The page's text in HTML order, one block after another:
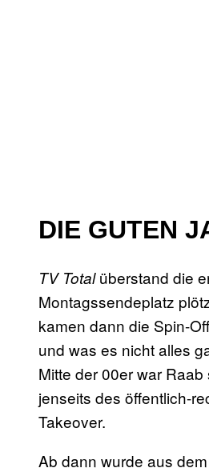
DIE GUTEN
TV Totalüberstand die
Montagssendeplatz
kamen dann die Spin-
und was es nicht alles
Mitte der 00er war
jenseits des öffentlich-
Takeover.
Ab dann wurde aus